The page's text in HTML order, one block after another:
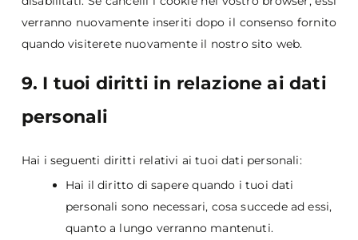
verranno nuovamente inseriti dopo il consenso fornito
quando visiterete nuovamente il nostro sito web.
9. I tuoi diritti in relazione ai dati
personali
Hai i seguenti diritti relativi ai tuoi dati personali:
Hai il diritto di sapere quando i tuoi dati
personali sono necessari, cosa succede ad essi,
quanto a lungo verranno mantenuti.